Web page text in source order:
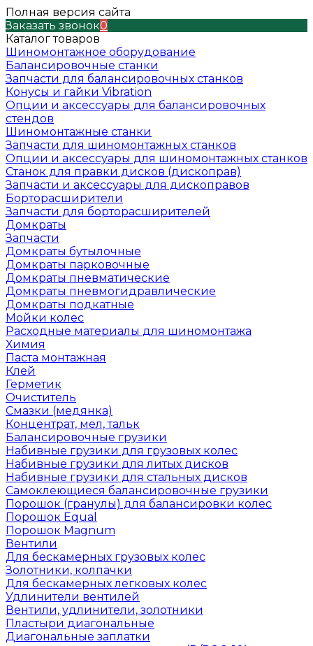
Полная версия сайта
Заказать звонок0
Каталог товаров
Шиномонтажное оборудование
Балансировочные станки
Запчасти для балансировочных станков
Конусы и гайки Vibration
Опции и аксессуары для балансировочных
стендов
Шиномонтажные станки
Запчасти для шиномонтажных станков
Опции и аксессуары для шиномонтажных станков
Станок для правки дисков (дископрав)
Запчасти и аксессуары для дископравов
Борторасширители
Запчасти для борторасширителей
Домкраты
Запчасти
Домкраты бутылочные
Домкраты парковочные
Домкраты пневматические
Домкраты пневмогидравлические
Домкраты подкатные
Мойки колес
Расходные материалы для шиномонтажа
Химия
Паста монтажная
Клей
Герметик
Очиститель
Смазки (медянка)
Концентрат, мел, тальк
Балансировочные грузики
Набивные грузики для грузовых колес
Набивные грузики для литых дисков
Набивные грузики для стальных дисков
Самоклеющиеся балансировочные грузики
Порошок (гранулы) для балансировки колес
Порошок Equal
Порошок Magnum
Вентили
Для бескамерных грузовых колес
Золотники, колпачки
Для бескамерных легковых колес
Удлинители вентилей
Вентили, удлинители, золотники
Пластыри диагональные
Диагональные заплатки